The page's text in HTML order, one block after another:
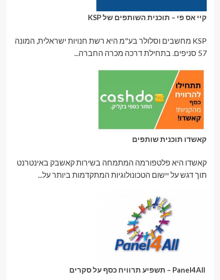
קיי אס פי – תוכנית השותפים של KSP
KSP מחשבים וסלולר בע"מ היא רשת חנויות ישראלית, המונה
57 סניפים. בתחילת דרכה מכרה החברה...
קאשדו תוכנית שותפים
קאשדו היא פלטפורמה המתמחה בשירות קאשבק באינטרנט
תוך דגש על יישום הטכונולוגיות המתקדמות ביותר על...